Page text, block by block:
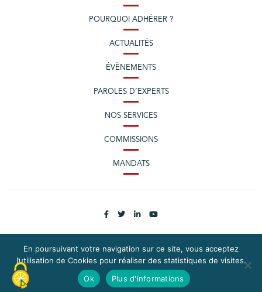
POURQUOI ADHÉRER ?
ACTUALITÉS
ÉVÈNEMENTS
PAROLES D’EXPERTS
NOS SERVICES
COMMISSIONS
MANDATS
PLAN DU SITE
MENTIONS LÉGALES
CONTACTEZ LA CPME
En poursuivant votre navigation sur ce site, vous acceptez
l’utilisation de Cookies pour réaliser des statistiques de visites.
Ok
Plus d'informations